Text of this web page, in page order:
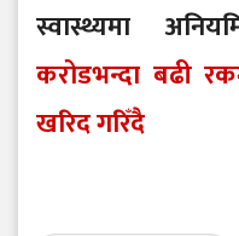
स्वास्थ्यमा
करोडभन्दा बढी
खरिद गरिँदै